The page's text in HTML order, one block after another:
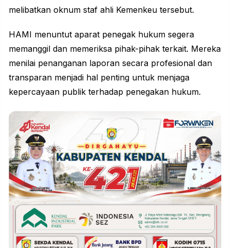
melibatkan oknum staf ahli Kemenkeu tersebut.
HAMI menuntut aparat penegak hukum segera
memanggil dan memeriksa pihak-pihak terkait. Mereka
menilai penanganan laporan secara profesional dan
transparan menjadi hal penting untuk menjaga
kepercayaan publik terhadap penegakan hukum.